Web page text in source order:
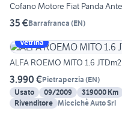
Cofano Motore Fiat Panda
35 €Barrafranca (EN)
Vetrina
ALFA ROEMO MITO 1.6
3.990 €Pietraperzia (EN)
Usato
09/2009 319000 Km
Rivenditore Miccichè Auto Srl